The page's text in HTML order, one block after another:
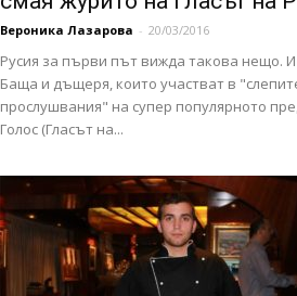
Вероника Лазарова - 20/03/2016
Русия за първи път вижда такова нещо.
Баща и дъщеря, които участват в
прослушвания" на супер популярното
Голос (Гласът на...